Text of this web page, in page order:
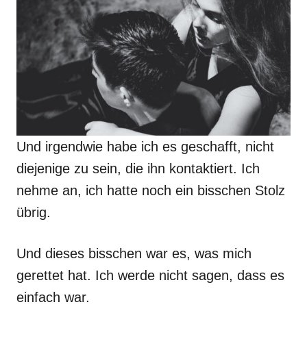
Und irgendwie habe ich es geschafft, nicht
diejenige zu sein, die ihn kontaktiert. Ich
nehme an, ich hatte noch ein bisschen Stolz
übrig.
Und dieses bisschen war es, was mich
gerettet hat. Ich werde nicht sagen, dass es
einfach war.